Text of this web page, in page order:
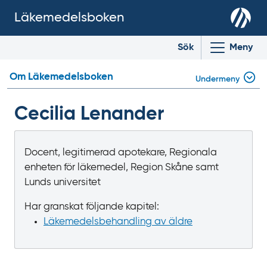
Läkemedelsboken
Sök Meny
Cecilia Lenander
Docent, legitimerad apotekare, Regionala
enheten för läkemedel, Region Skåne samt
Lunds universitet
Har granskat följande kapitel:
Läkemedels­behandling av äldre
Om Läkemedelsboken Undermeny